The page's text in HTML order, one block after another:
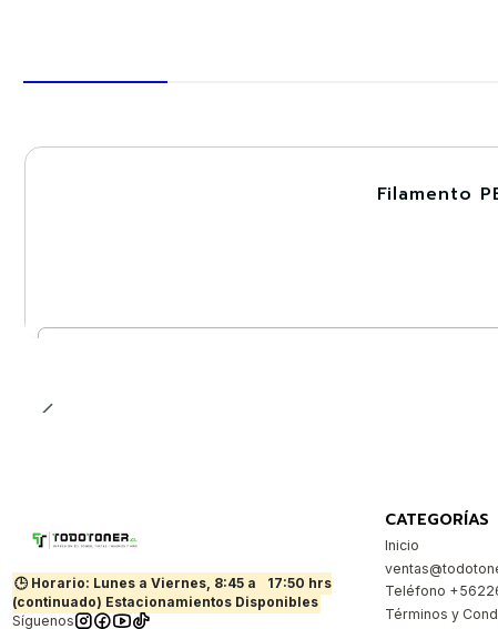
Filamento
🕒 Horario: Lunes a Viernes, 8:45 a
17:50 hrs
(continuado) Estacionamientos Disponibles
Síguenos
CATEGORÍAS
Inicio
Teléfono
Términos y